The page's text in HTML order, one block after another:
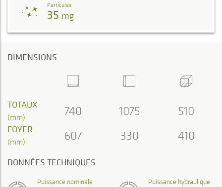
Partículas
35 mg
DIMENSIONS
TOTAUX
(mm) 740 1075 510
FOYER
(mm) 607 330 410
DONNÉES TECHNIQUES
Puissance nominale Puissance hydraulique